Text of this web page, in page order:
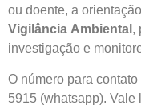
ou doente, a
Vigilância Ambiental ,
investigação e
O número para
5915 (whatsapp). Vale